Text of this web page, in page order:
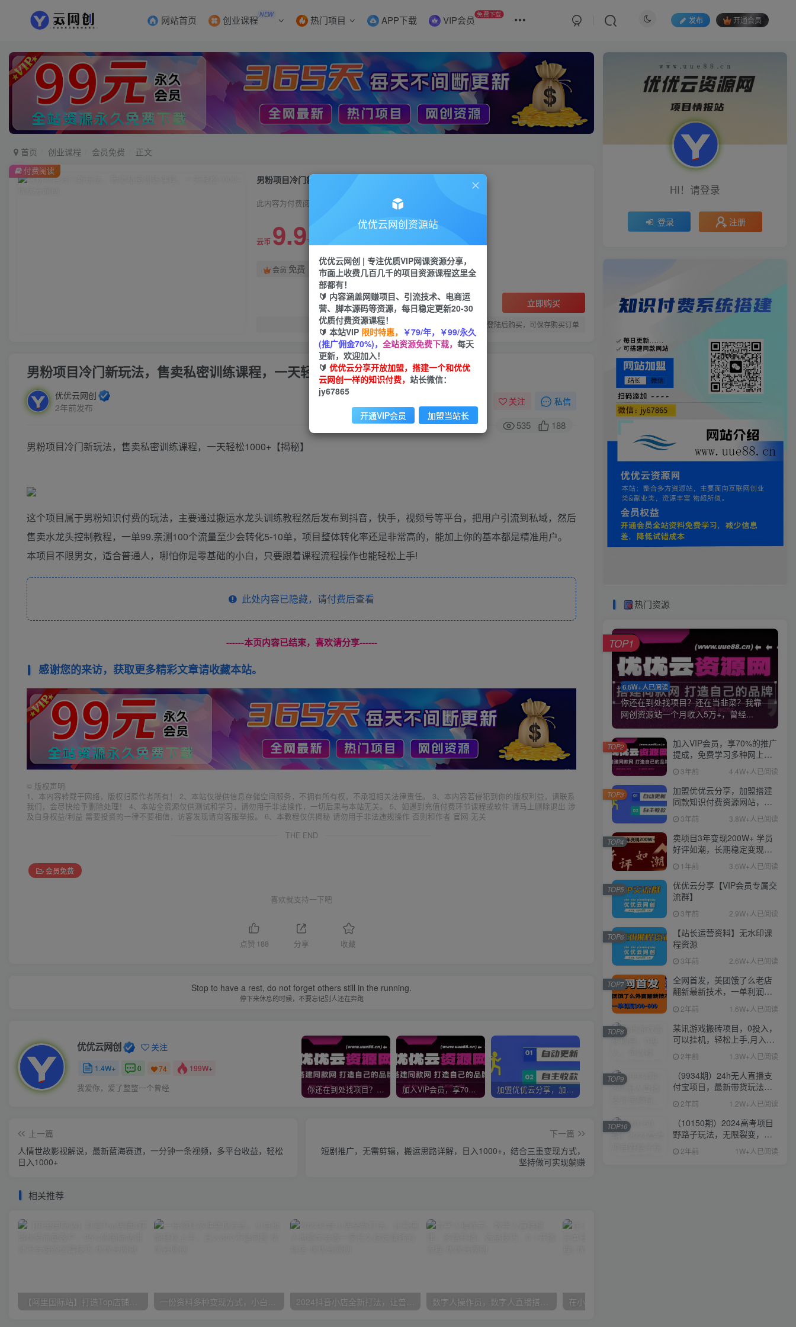
网站首页 创业课程 NEW 热门项目 APP下载 VIP会员 免费下载
发布 开通会员
首页 创业课程 会员免费 正文
男粉项目冷门新玩法，售卖私密训练课程，一天轻松1000+
此内容为付费阅读，请付费后查看
云币 9.9云币
会员 免费
立即购买
您当前未登录！建议登陆后购买，可保存购买订单
付费阅读
男粉项目冷门新玩法，售卖私密训练课程，一天轻松1000+
优优云网创
2年前发布
关注 私信
535 188
男粉项目冷门新玩法，售卖私密训练课程，一天轻松1000+【揭秘】
这个项目属于男粉知识付费的玩法，主要通过搬运水龙头训练教程然后发布到抖音，快手，视频号等平台，把用户引流到私域，然后
售卖水龙头控制教程，一单99.亲测100个流量至少会转化5-10单，项目整体转化率还是非常高的，能加上你的基本都是精准用户。
本项目不限男女，适合普通人，哪怕你是零基础的小白，只要跟着课程流程操作也能轻松上手!
此处内容已隐藏，请付费后查看
------本页内容已结束，喜欢请分享------
感谢您的来访，获取更多精彩文章请收藏本站。
© 版权声明
1、本内容转载于网络，版权归原作者所有！ 2、本站仅提供信息存储空间服务，不拥有所有权，不承担相关法律责任。 3、本内容若侵犯到你的版权利益，请联系
我们，会尽快给予删除处理！ 4、本站全资源仅供测试和学习，请勿用于非法操作，一切后果与本站无关。 5、如遇到充值付费环节课程或软件 请马上删除退出 涉
及自身权益/利益 需要投资的一律不要相信，访客发现请向客服举报。 6、本教程仅供揭秘 请勿用于非法违规操作 否则和作者 官网 无关
THE END
会员免费
喜欢就支持一下吧
点赞 188 分享 收藏
Stop to have a rest, do not forget others still in the running.
停下来休息的时候，不要忘记别人还在奔跑
优优云网创 关注
1.4W+ 0 74 199W+
我爱你，爱了整整一个曾经 你还在到处找项目？还在当韭菜？我靠网创资源站一个月收入5万+，曾经我也是个失败者。 加入VIP会员，享70%的推广提成，免费学习多种网上创业课程，菜鸟秒变大神！ 加盟优优云分享，加盟搭建同款知识付费资源网站，实现长期稳定被动收入~ 优优云分享【VIP会员专属交流群】
上一篇
人情世故影视解说，最新蓝海赛道，一分钟一条视频，多平台收益，轻松
日入1000+
下一篇
短剧推广，无需剪辑，搬运思路详解，日入1000+，结合三重变现方式，
坚持做可实现躺赚
相关推荐
【阿里国际站】打造Top店铺&获得优质询盘客户，​95%的国际站讲师不会说的运营技巧 一份资料多种变现方式，小白也能轻松上手，日入800不是问题 2024抖音小店全新打法，让普通人也能学会做一家长久稳定赚钱的抖店 数字人操作员，数字人直播搭建、多路开播、选品技巧，0-1开播流程
HI！请登录
登录 注册
热门资源
6.5W+人已阅读
你还在到处找项目？还在当韭菜？我靠
网创资源站一个月收入5万+，曾经...
TOP1
加入VIP会员，享70%的推广
提成，免费学习多种网上创
业课程，菜鸟秒变大神！
3年前 4.4W+人已阅读
TOP2
加盟优优云分享，加盟搭建
同款知识付费资源网站，实
现长期稳定被动收入~
3年前 3.8W+人已阅读
TOP3
卖项目3年变现200W+ 学员
好评如潮，长期稳定变现，
可以一直干到老！
1年前 3.6W+人已阅读
TOP4
优优云分享【VIP会员专属交
流群】
3年前 2.9W+人已阅读
TOP5
【站长运营资料】无水印课
程资源
3年前 2.6W+人已阅读
TOP6
全网首发，美团饿了么老店
翻新最新技术，一单利润
300-600
2年前 1.6W+人已阅读
TOP7
某讯游戏搬砖项目，0投入，
可以挂机，轻松上手,月入
3000+上不封顶
2年前 1.3W+人已阅读
TOP8
（9934期）24h无人直播支
付宝项目，最新带货玩法，
纯躺赚实测日入500+
2年前 1.2W+人已阅读
TOP9
（10150期）2024高考项目
野路子玩法，无限裂变，最
高一天1W＋！
2年前 1W+人已阅读
TOP10
优优云网创资源站
优优云网创 | 专注优质VIP网课资源分享，
市面上收费几百几千的项目资源课程这里全
部都有！
🔰 内容涵盖网赚项目、引流技术、电商运
营、脚本源码等资源，每日稳定更新20-30
优质付费资源课程！
🔰 本站VIP 限时特惠， ￥79/年，￥99/永久
(推广佣金70%)， 全站资源免费下载， 每天
更新，欢迎加入！
🔰 优优云分享开放加盟，搭建一个和优优
云网创一样的知识付费， 站长微信：
jy67865
开通VIP会员 加盟当站长